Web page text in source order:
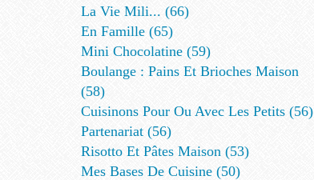
La Vie Mili... (66)
En Famille (65)
Mini Chocolatine (59)
Boulange : Pains Et Brioches Maison
(58)
Cuisinons Pour Ou Avec Les Petits (56)
Partenariat (56)
Risotto Et Pâtes Maison (53)
Mes Bases De Cuisine (50)